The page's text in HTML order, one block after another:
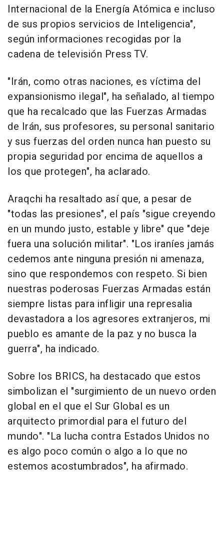
Internacional de la Energía Atómica e incluso
de sus propios servicios de Inteligencia",
según informaciones recogidas por la
cadena de televisión Press TV.
"Irán, como otras naciones, es víctima del
expansionismo ilegal", ha señalado, al tiempo
que ha recalcado que las Fuerzas Armadas
de Irán, sus profesores, su personal sanitario
y sus fuerzas del orden nunca han puesto su
propia seguridad por encima de aquellos a
los que protegen", ha aclarado.
Araqchi ha resaltado así que, a pesar de
"todas las presiones", el país "sigue creyendo
en un mundo justo, estable y libre" que "deje
fuera una solución militar". "Los iraníes jamás
cedemos ante ninguna presión ni amenaza,
sino que respondemos con respeto. Si bien
nuestras poderosas Fuerzas Armadas están
siempre listas para infligir una represalia
devastadora a los agresores extranjeros, mi
pueblo es amante de la paz y no busca la
guerra", ha indicado.
Sobre los BRICS, ha destacado que estos
simbolizan el "surgimiento de un nuevo orden
global en el que el Sur Global es un
arquitecto primordial para el futuro del
mundo". "La lucha contra Estados Unidos no
es algo poco común o algo a lo que no
estemos acostumbrados", ha afirmado.